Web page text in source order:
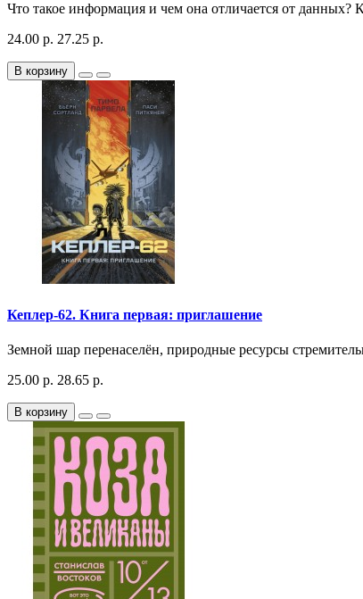
Что такое информация и чем она отличается от
24.00 р. 27.25 р.
В корзину
Кеплер-62. Книга первая: приглашение
Земной шар перенаселён, природные ресурсы
25.00 р. 28.65 р.
В корзину